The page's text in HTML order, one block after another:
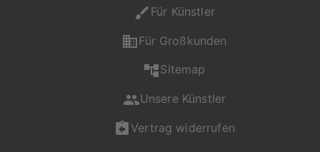
Wunschprodukt in der
Qualität von
Motiv, Produkt oder
Kundenservice gerne
Für Künstler
Für Großkunden
Sitemap
Unsere Künstler
Vertrag widerrufen